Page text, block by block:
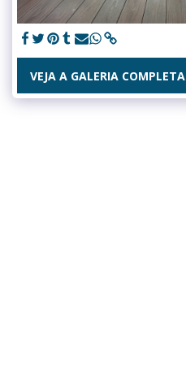
VEJA A GALERIA COMPLETA